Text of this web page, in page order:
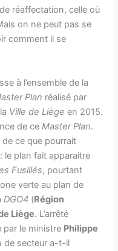
réaffectation, celle où
on ne peut pas se
comment il se
à l’ensemble de la
Plan réalisé par
Ville de Liège en 2015.
de ceMaster Plan.
ce que pourrait
le plan fait apparaitre
Fusillés, pourtant
verte au plan de
DGO4 (Région
Liège. L’arrêté
par le ministre Philippe
de secteur a-t-il